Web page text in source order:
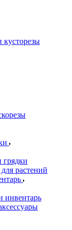
растений
инвентарь